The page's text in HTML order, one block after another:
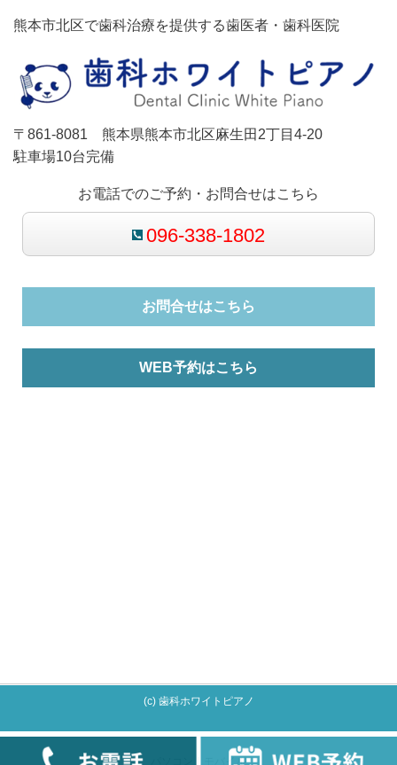
096-338-1802 お問合せはこちら
WEB予約はこちら
熊本市北区で歯科治療を提供する歯医者・歯科医院
〒861-8081 熊本県熊本市北区麻生田2丁目4-20
駐車場10台完備
お電話でのご予約・お問合せはこちら
096-338-1802
お問合せはこちら
WEB予約はこちら
(c) 歯科ホワイトピアノ
｜モバイル